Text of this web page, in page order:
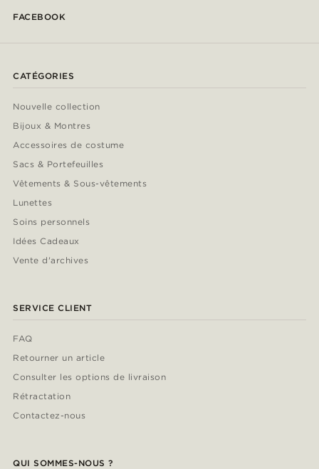
FACEBOOK
CATÉGORIES
Nouvelle collection
Bijoux & Montres
Accessoires de costume
Sacs & Portefeuilles
Vêtements & Sous-vêtements
Lunettes
Soins personnels
Idées Cadeaux
Vente d'archives
SERVICE CLIENT
FAQ
Retourner un article
Consulter les options de livraison
Rétractation
Contactez-nous
QUI SOMMES-NOUS ?